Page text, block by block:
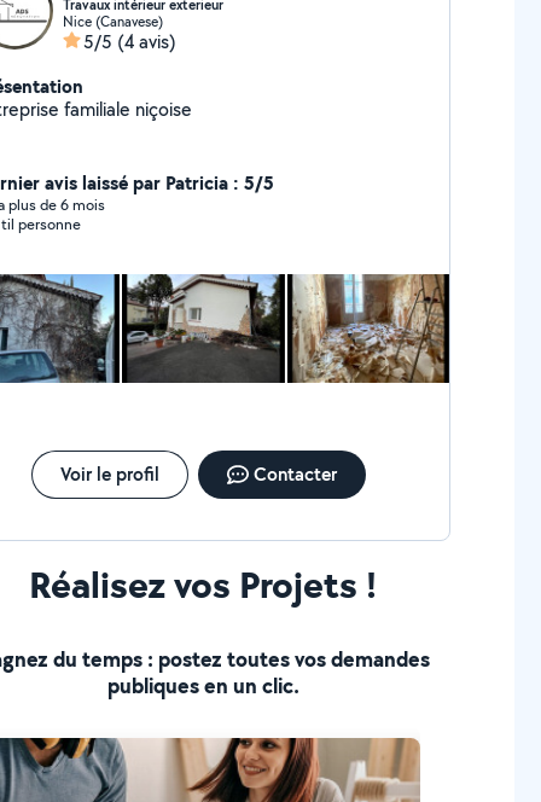
Travaux intérieur exterieur
Nice (Canavese)
5/5 (4 avis)
familiale niçoise
avis laissé par Patricia : 5/5
plus de 6 mois
personne
Voir le profil Contacter
Réalisez vos Projets !
du temps : postez toutes vos demandes
publiques en un clic.